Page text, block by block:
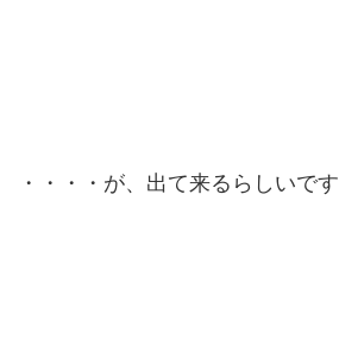
・・・・が、出て来るらしいです